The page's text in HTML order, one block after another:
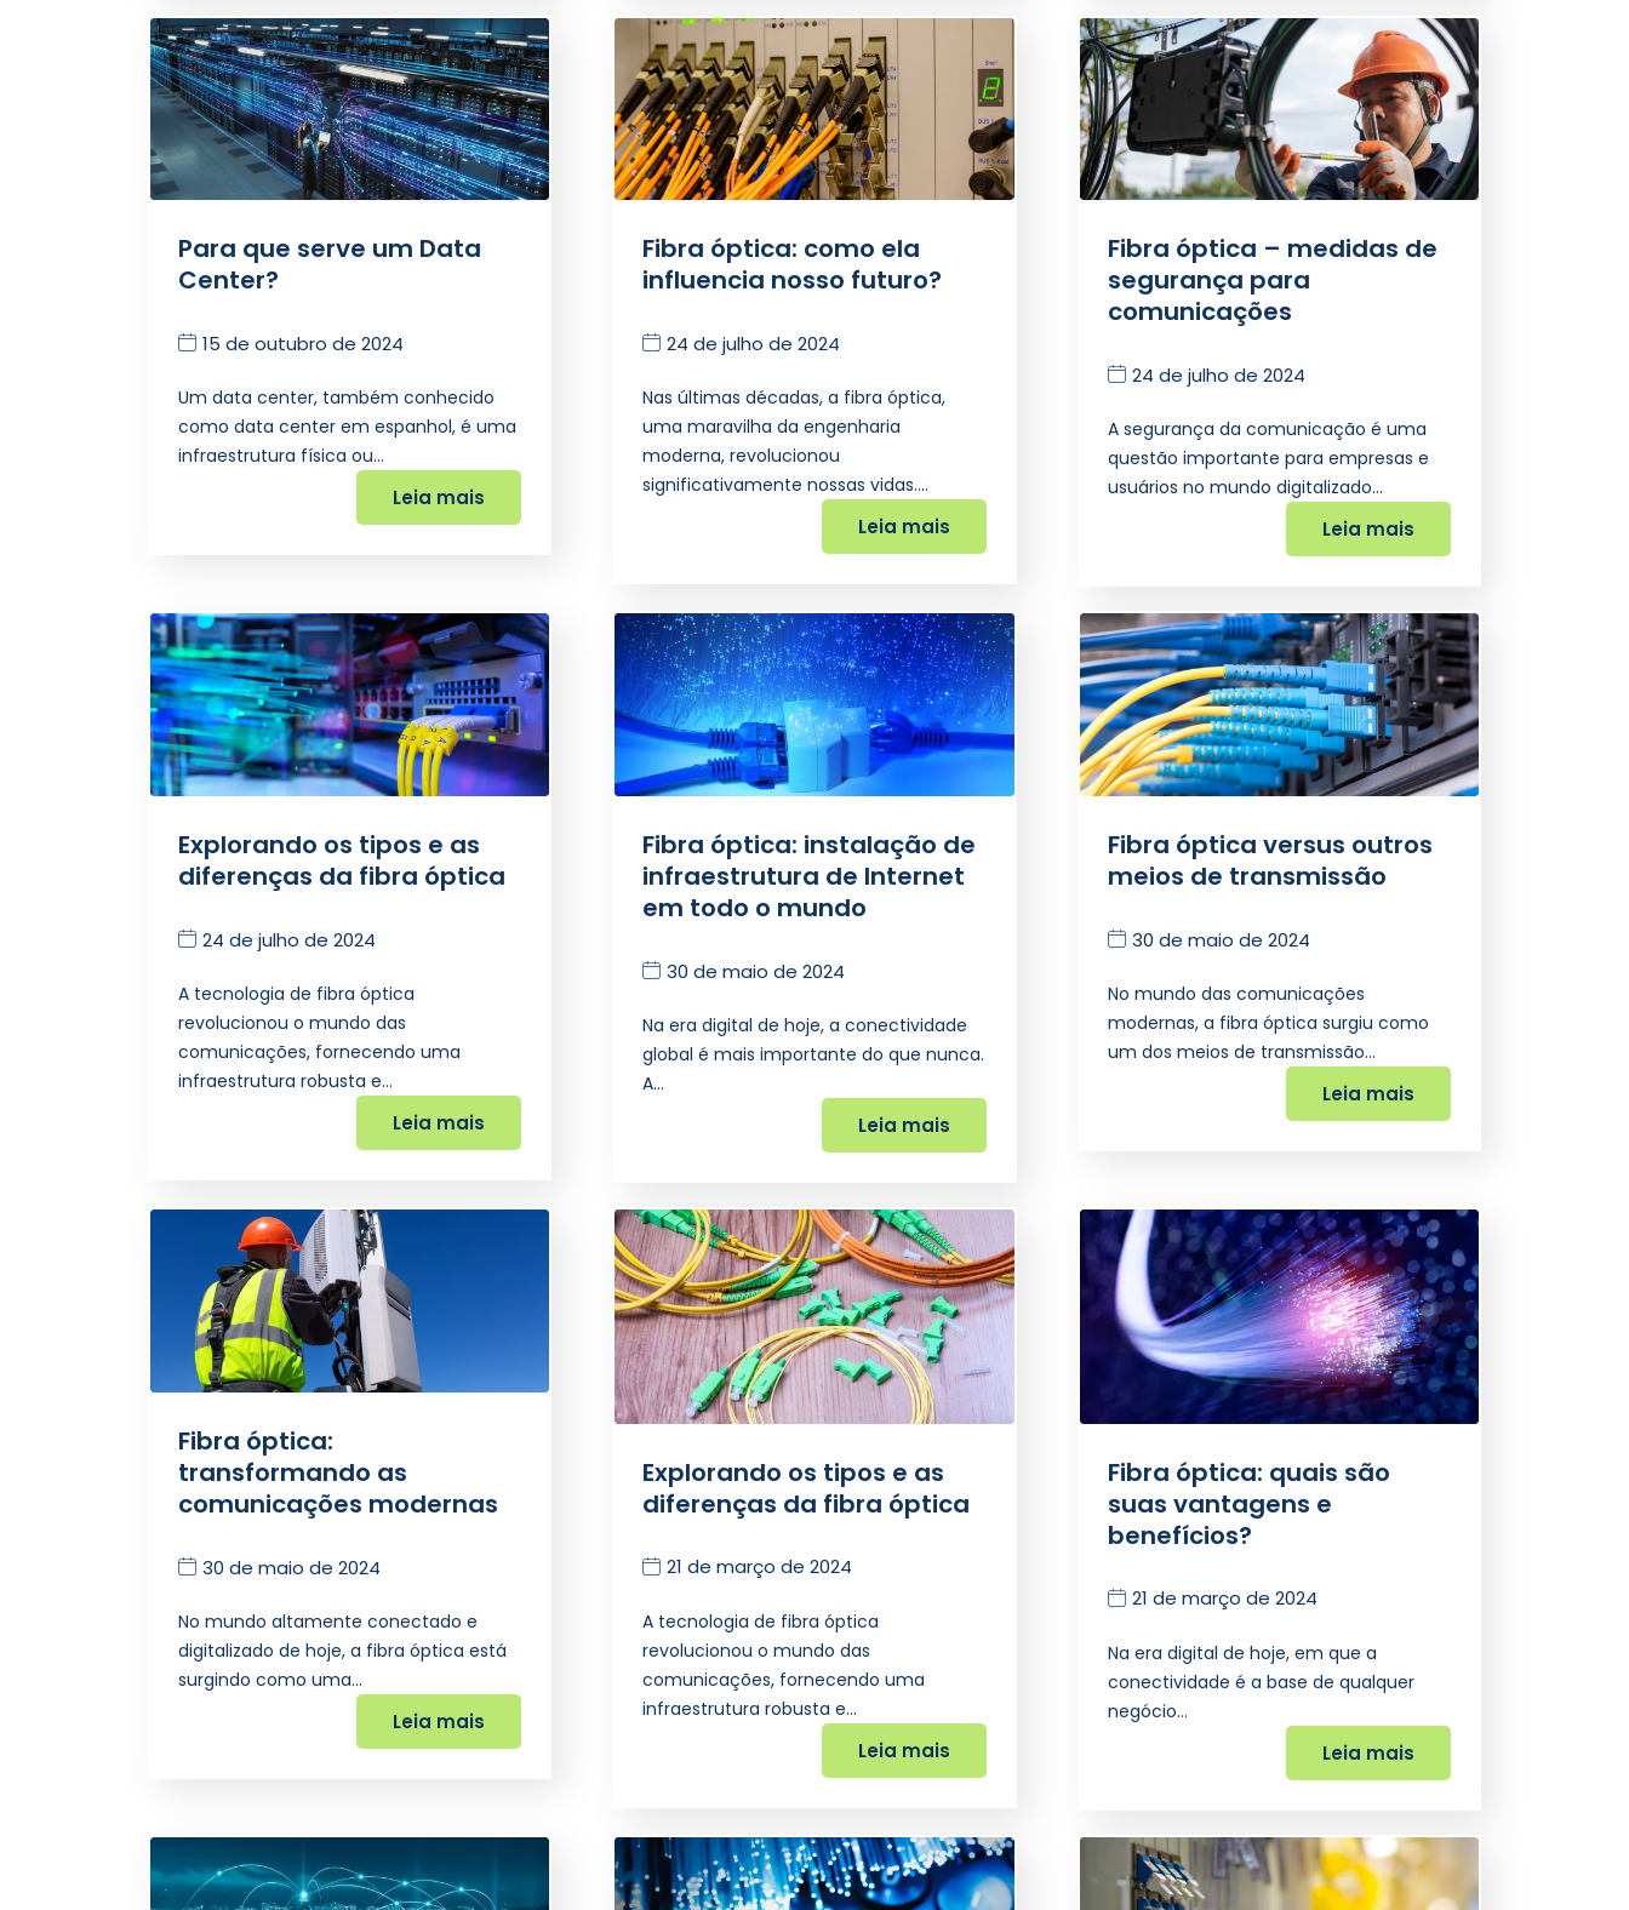
Para que serve um Data
Center?
15 de outubro de 2024
Um data center, também conhecido
como data center em espanhol, é uma
infraestrutura física ou…
Leia mais
Fibra óptica: como ela
influencia nosso futuro?
24 de julho de 2024
Nas últimas décadas, a fibra óptica,
uma maravilha da engenharia
moderna, revolucionou
significativamente nossas vidas.…
Leia mais
Fibra óptica – medidas de
segurança para
comunicações
24 de julho de 2024
A segurança da comunicação é uma
questão importante para empresas e
usuários no mundo digitalizado…
Leia mais
Explorando os tipos e as
diferenças da fibra óptica
24 de julho de 2024
A tecnologia de fibra óptica
revolucionou o mundo das
comunicações, fornecendo uma
infraestrutura robusta e…
Leia mais
Fibra óptica: instalação de
infraestrutura de Internet
em todo o mundo
30 de maio de 2024
Na era digital de hoje, a conectividade
global é mais importante do que nunca.
A…
Leia mais
Fibra óptica versus outros
meios de transmissão
30 de maio de 2024
No mundo das comunicações
modernas, a fibra óptica surgiu como
um dos meios de transmissão…
Leia mais
Fibra óptica:
transformando as
comunicações modernas
30 de maio de 2024
No mundo altamente conectado e
digitalizado de hoje, a fibra óptica está
surgindo como uma…
Leia mais
Explorando os tipos e as
diferenças da fibra óptica
21 de março de 2024
A tecnologia de fibra óptica
revolucionou o mundo das
comunicações, fornecendo uma
infraestrutura robusta e…
Leia mais
Fibra óptica: quais são
suas vantagens e
benefícios?
21 de março de 2024
Na era digital de hoje, em que a
conectividade é a base de qualquer
negócio…
Leia mais